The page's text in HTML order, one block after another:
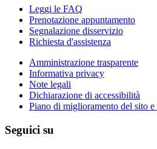
Leggi le FAQ
Prenotazione appuntamento
Segnalazione disservizio
Richiesta d'assistenza
Amministrazione trasparente
Informativa privacy
Note legali
Dichiarazione di accessibilità
Piano di miglioramento del sito e
Seguici su